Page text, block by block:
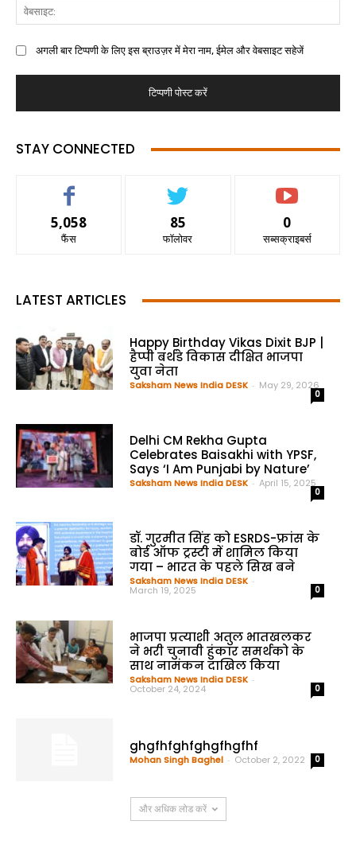
अगली बार टिप्पणी के लिए इस ब्राउज़र में मेरा नाम, ईमेल और वेबसाइट सहेजें
STAY CONNECTED
5,058
फैंस
85
फॉलोवर
0
सब्सक्राइबर्स
LATEST ARTICLES
Happy Birthday Vikas Dixit BJP |
हैप्पी बर्थडे विकास दीक्षित भाजपा
युवा नेता
Saksham News India DESK - May 29, 2026
0
Delhi CM Rekha Gupta
Celebrates Baisakhi with YPSF,
Says ‘I Am Punjabi by Nature’
Saksham News India DESK - April 15, 2025
0
डॉ. गुरमीत सिंह को ESRDS-फ्रांस के
बोर्ड ऑफ ट्रस्टी में शामिल किया
गया – भारत के पहले सिख बने
Saksham News India DESK -
March 19, 2025 0
भाजपा प्रत्याशी अतुल भातखलकर
ने भरी चुनावी हुंकार समर्थको के
साथ नामंकन दाखिल किया
Saksham News India DESK -
October 24, 2024 0
ghgfhfghfghgfhgfhf
Mohan Singh Baghel - October 2, 2022 0
और अधिक लोड करें